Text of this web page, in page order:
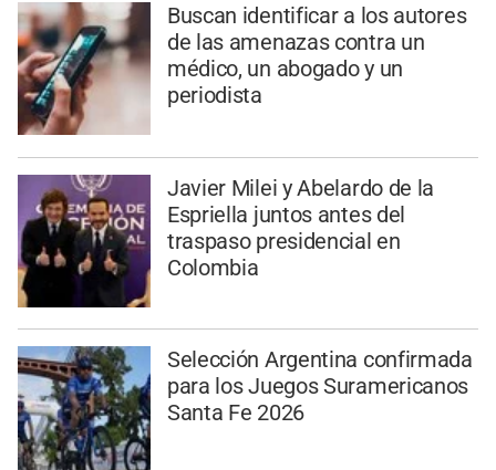
Buscan identificar a los autores
de las amenazas contra un
médico, un abogado y un
periodista
Javier Milei y Abelardo de la
Espriella juntos antes del
traspaso presidencial en
Colombia
Selección Argentina confirmada
para los Juegos Suramericanos
Santa Fe 2026